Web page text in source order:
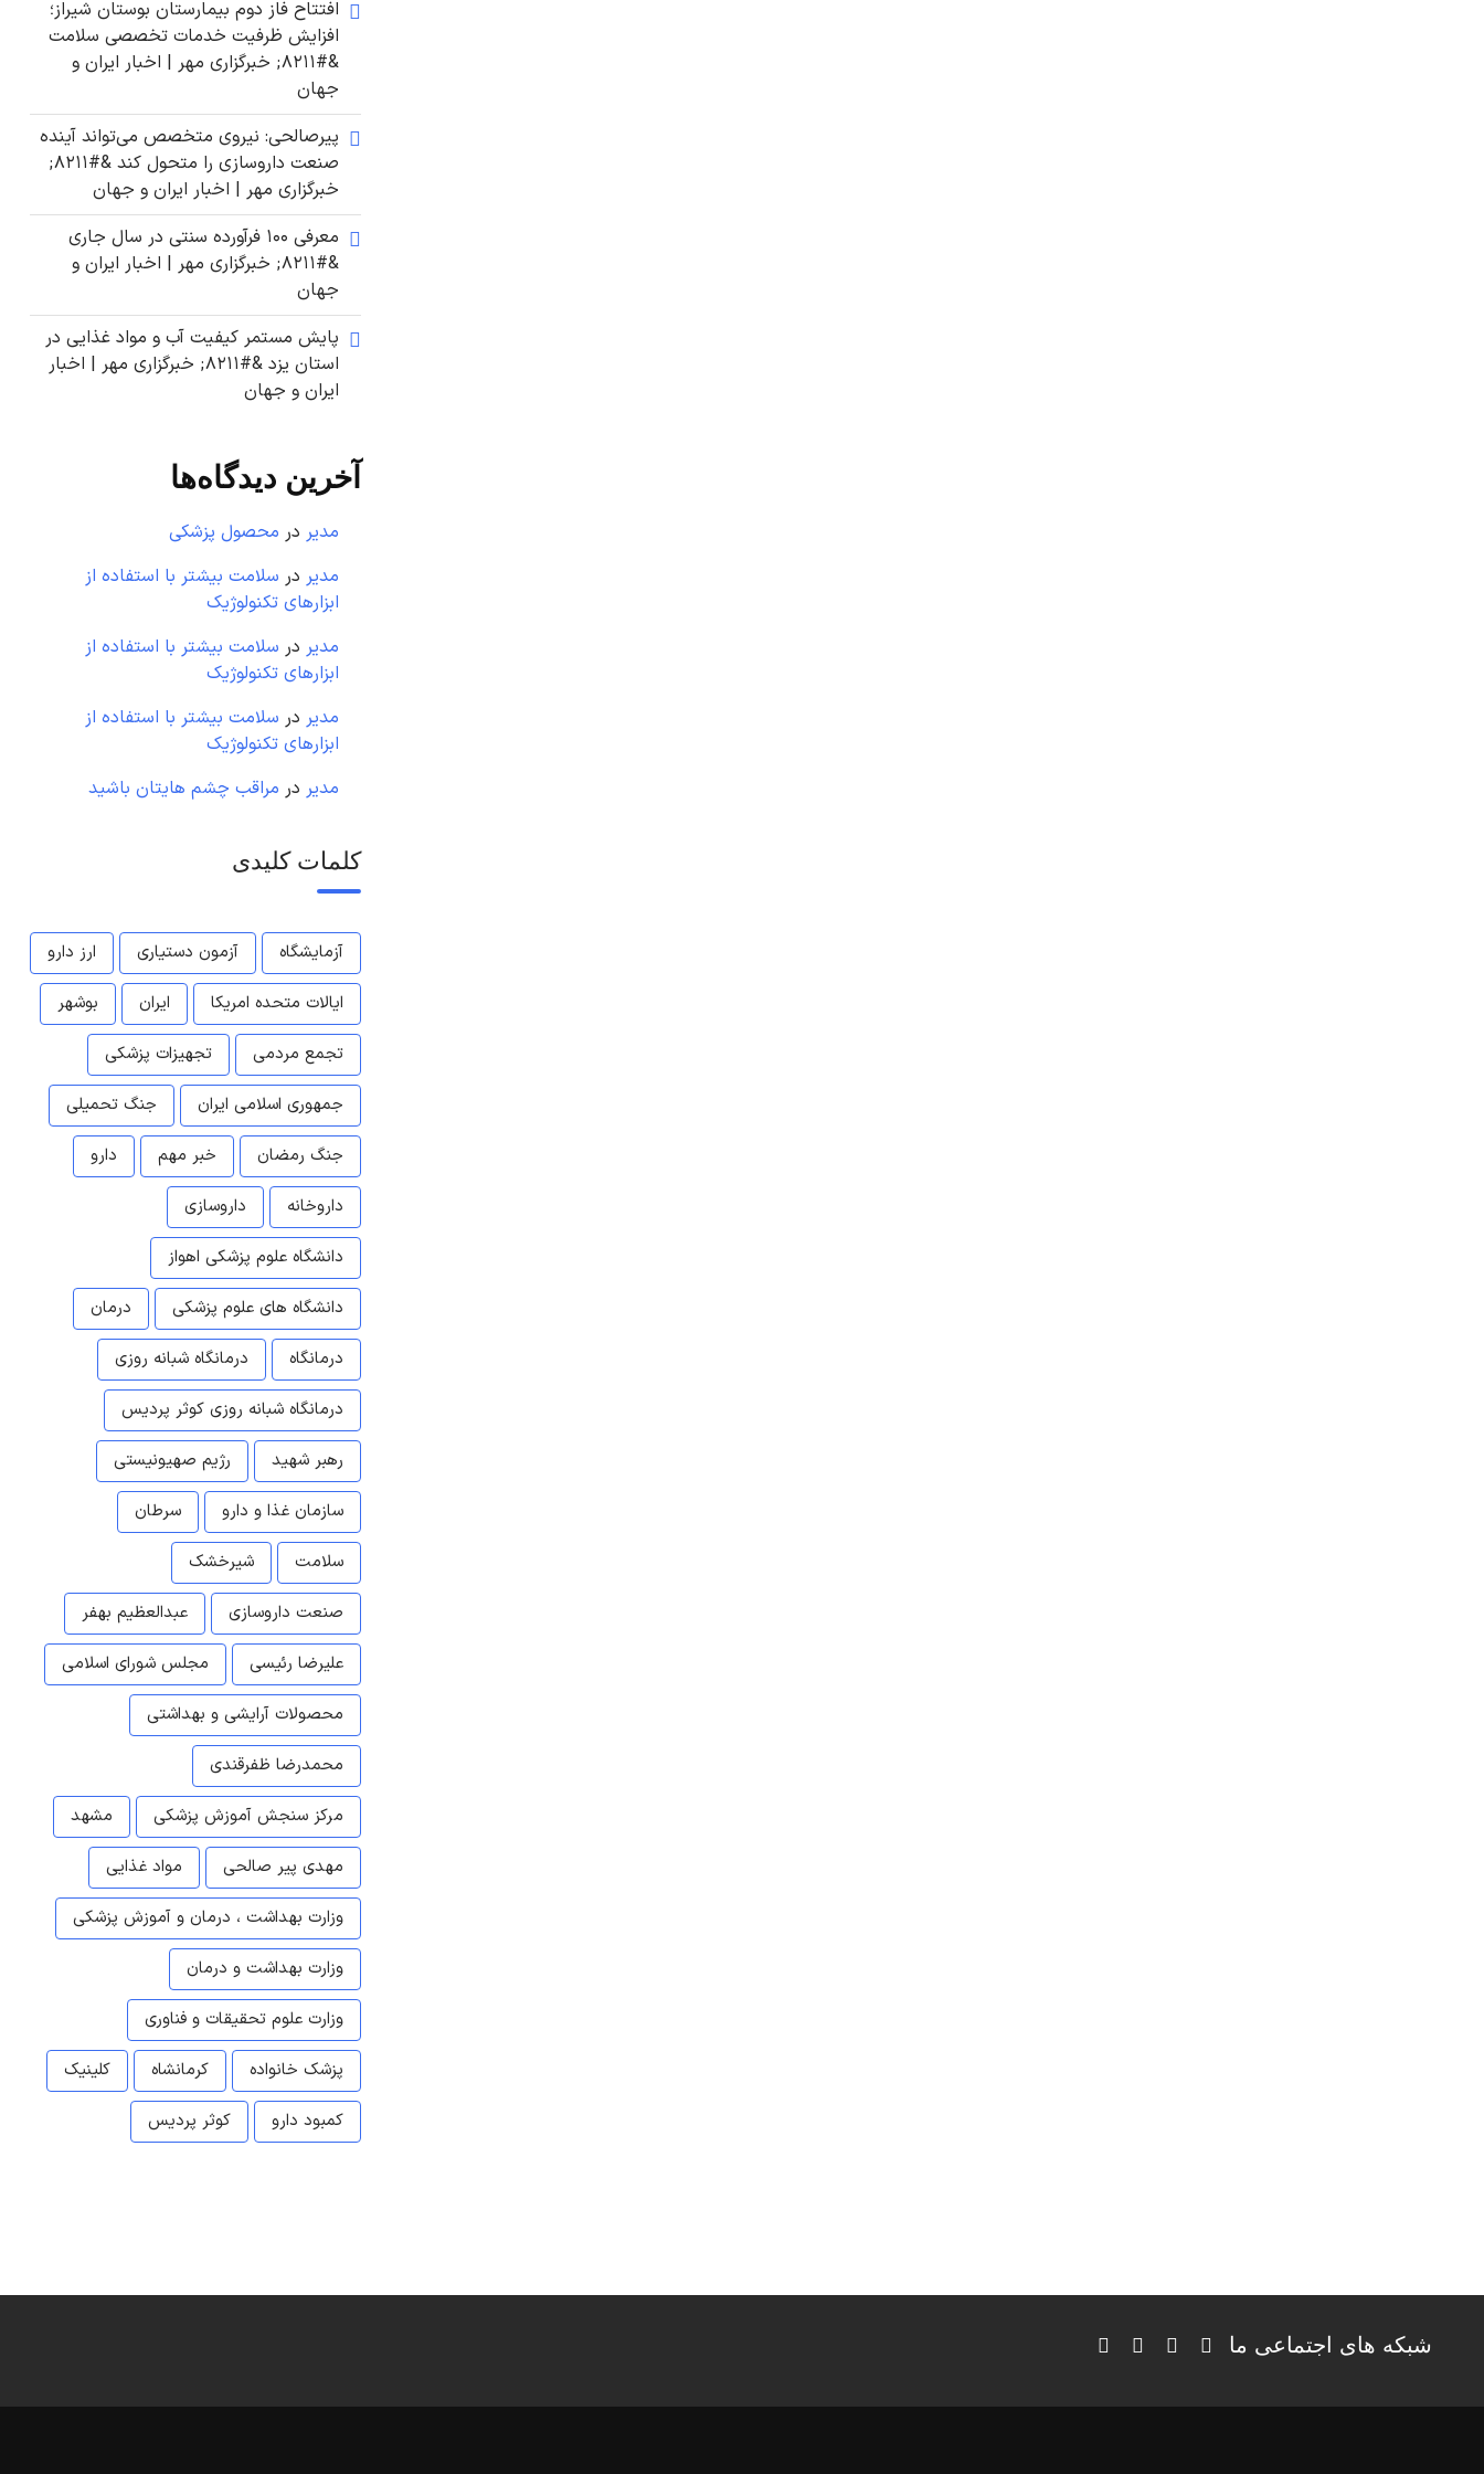
افتتاح فاز دوم بیمارستان بوستان شیراز؛
افزایش ظرفیت خدمات تخصصی سلامت
&#۸۲۱۱; خبرگزاری مهر | اخبار ایران و
جهان
پیرصالحی: نیروی متخصص می‌تواند آینده
صنعت داروسازی را متحول کند &#۸۲۱۱;
خبرگزاری مهر | اخبار ایران و جهان
معرفی ۱۰۰ فرآورده سنتی در سال جاری
&#۸۲۱۱; خبرگزاری مهر | اخبار ایران و
جهان
پایش مستمر کیفیت آب و مواد غذایی در
استان یزد &#۸۲۱۱; خبرگزاری مهر | اخبار
ایران و جهان
آخرین دیدگاه‌ها
مدیر در محصول پزشکی
مدیر در سلامت بیشتر با استفاده از
ابزارهای تکنولوژیک
مدیر در سلامت بیشتر با استفاده از
ابزارهای تکنولوژیک
مدیر در سلامت بیشتر با استفاده از
ابزارهای تکنولوژیک
مدیر در مراقب چشم هایتان باشید
کلمات کلیدی
آزمایشگاه آزمون دستیاری
ارز دارو
ایالات متحده امریکا
ایران
بوشهر
تجمع مردمی
تجهیزات پزشکی
جمهوری اسلامی ایران
جنگ تحمیلی
جنگ رمضان
خبر مهم
دارو
داروخانه
داروسازی
دانشگاه علوم پزشکی اهواز
دانشگاه های علوم پزشکی
درمان
درمانگاه
درمانگاه شبانه روزی
درمانگاه شبانه روزی کوثر پردیس
رهبر شهید
رژیم صهیونیستی
سازمان غذا و دارو
سرطان
سلامت
شیرخشک
صنعت داروسازی
عبدالعظیم بهفر
علیرضا رئیسی
مجلس شورای اسلامی
محصولات آرایشی و بهداشتی
محمدرضا ظفرقندی
مرکز سنجش آموزش پزشکی
مشهد
مهدی پیر صالحی
مواد غذایی
وزارت بهداشت ، درمان و آموزش پزشکی
وزارت بهداشت و درمان
وزارت علوم تحقیقات و فناوری
پزشک خانواده
کرمانشاه
کلینیک
کمبود دارو
کوثر پردیس
شبکه های اجتماعی ما